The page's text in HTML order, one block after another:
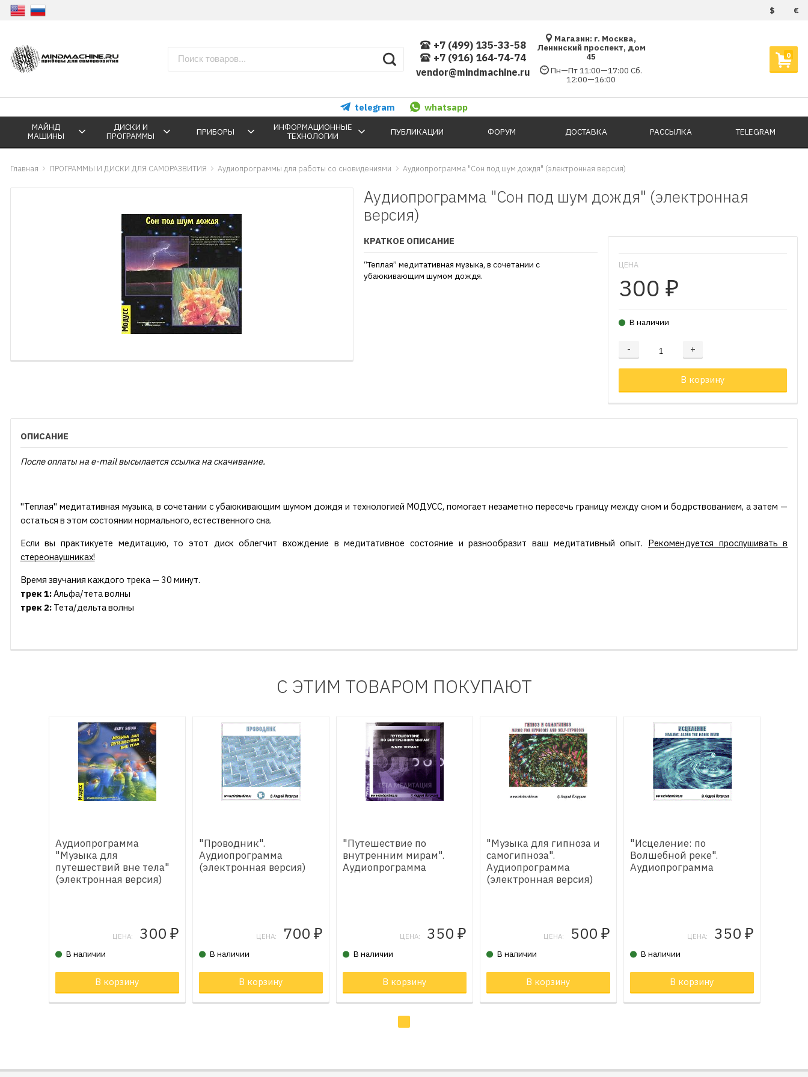
$ €
+7 (499) 135-33-58
+7 (916) 164-74-74
vendor@mindmachine.ru
Магазин: г. Москва,
Ленинский проспект, дом
45
Пн—Пт 11:00—17:00 Сб.
12:00—16:00
0
telegram whatsapp
МАЙНД
МАШИНЫ
ДИСКИ И
ПРОГРАММЫ
ПРИБОРЫ
ИНФОРМАЦИОННЫЕ
ТЕХНОЛОГИИ
ПУБЛИКАЦИИ ФОРУМ ДОСТАВКА РАССЫЛКА TELEGRAM
Главная ПРОГРАММЫ И ДИСКИ ДЛЯ САМОРАЗВИТИЯ Аудиопрограммы для работы со сновидениями Аудиопрограмма "Сон под шум дождя" (электронная версия)
Аудиопрограмма "Сон под шум дождя" (электронная
версия)
ЦЕНА
300 ₽
В наличии
- +
Добавляется...
В корзину
Добавлен
КРАТКОЕ ОПИСАНИЕ
“Теплая” медитативная музыка, в сочетании с
убаюкивающим шумом дождя.
ОПИСАНИЕ
После оплаты на e-mail высылается ссылка на скачивание.
"Теплая" медитативная музыка, в сочетании с убаюкивающим шумом дождя и технологией МОДУСС, помогает незаметно пересечь границу между сном и бодрствованием, а затем —
остаться в этом состоянии нормального, естественного сна.
Если вы практикуете медитацию, то этот диск облегчит вхождение в медитативное состояние и разнообразит ваш медитативный опыт. Рекомендуется прослушивать в
стереонаушниках!
Время звучания каждого трека — 30 минут.
трек 1:Альфа/тета волны
трек 2: Тета/дельта волны
С ЭТИМ ТОВАРОМ ПОКУПАЮТ
Аудиопрограмма
"Музыка для
путешествий вне тела"
(электронная версия)
ЦЕНА: 300 ₽
В наличии
В корзину Товар в корзине
"Проводник".
Аудиопрограмма
(электронная версия)
ЦЕНА: 700 ₽
В наличии
В корзину Товар в корзине
"Путешествие по
внутренним мирам".
Аудиопрограмма
ЦЕНА: 350 ₽
В наличии
В корзину
"Музыка для гипноза и
самогипноза".
Аудиопрограмма
(электронная версия)
ЦЕНА: 500 ₽
В наличии
В корзину Товар в корзине
"Исцеление: по
Волшебной реке".
Аудиопрограмма
ЦЕНА: 350 ₽
В наличии
В корзину